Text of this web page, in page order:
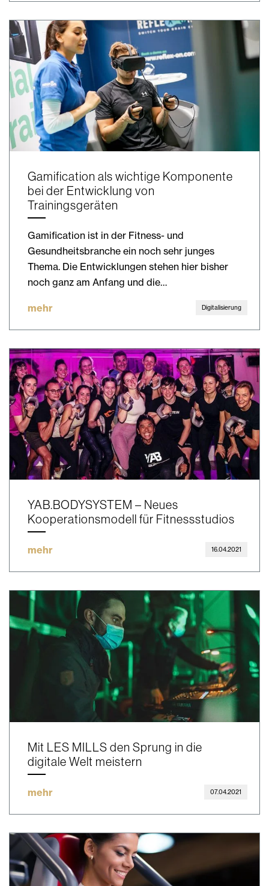
Gamification als wichtige Komponente
bei der Entwicklung von
Trainingsgeräten
Gamification ist in der Fitness- und
Gesundheitsbranche ein noch sehr junges
Thema. Die Entwicklungen stehen hier bisher
noch ganz am Anfang und die…
mehr Digitalisierung
YAB.BODYSYSTEM – Neues
Kooperationsmodell für Fitnessstudios
mehr 16.04.2021
Mit LES MILLS den Sprung in die
digitale Welt meistern
mehr 07.04.2021